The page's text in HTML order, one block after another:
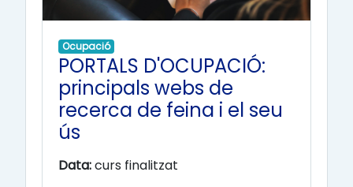
Ocupació
PORTALS D'OCUPACIÓ:
principals webs de
recerca de feina i el seu
ús
Data:curs finalitzat